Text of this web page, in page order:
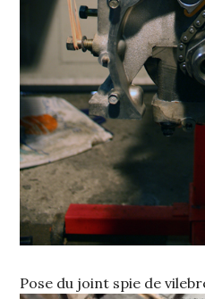
Pose du joint spie de